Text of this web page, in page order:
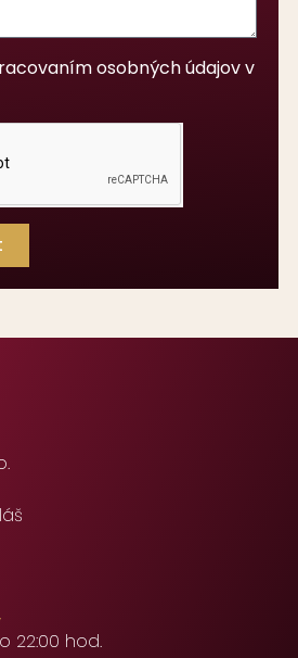
osobných údajov v
22:00 hod.